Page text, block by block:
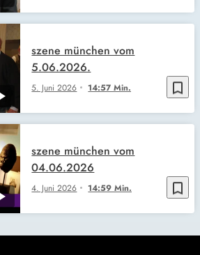
bookmark_border
5. Juni 2026 14:57 Min.
szene münchen vom
5.06.2026.
bookmark_border
4. Juni 2026 14:59 Min.
szene münchen vom
04.06.2026